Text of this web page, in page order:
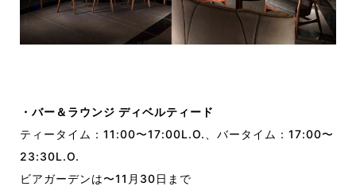
・バー＆ラウンジ ディベルティード
ティータイム：11:00〜17:00L.O.、バータイム：17:00〜
23:30L.O.
ビアガーデンは〜11月30日まで